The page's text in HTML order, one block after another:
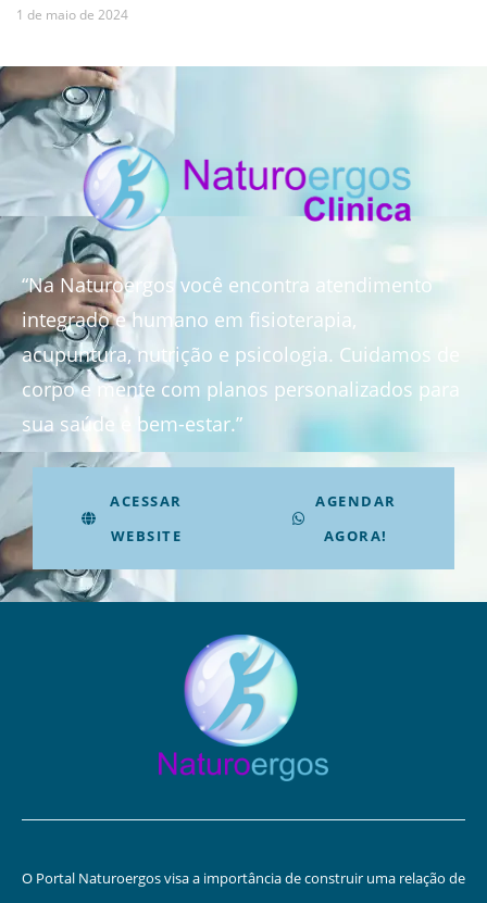
1 de maio de 2024
“Na Naturoergos você encontra atendimento
integrado e humano em fisioterapia,
acupuntura, nutrição e psicologia. Cuidamos de
corpo e mente com planos personalizados para
sua saúde e bem-estar.”
ACESSAR
WEBSITE
AGENDAR
AGORA!
O Portal Naturoergos visa a importância de construir uma relação de